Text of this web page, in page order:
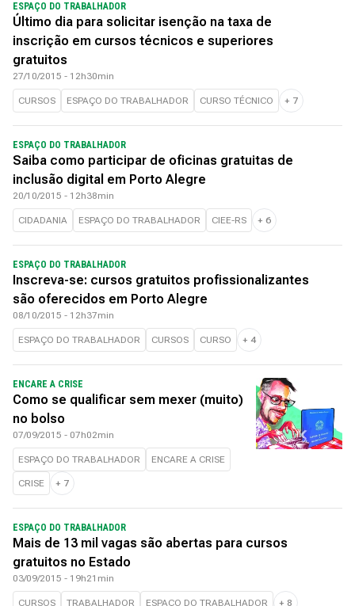
ESPAÇO DO TRABALHADOR
Último dia para solicitar isenção na taxa de
inscrição em cursos técnicos e superiores
gratuitos
27/10/2015 - 12h30min
CURSOS ESPAÇO DO TRABALHADOR CURSO TÉCNICO + 7
ESPAÇO DO TRABALHADOR
Saiba como participar de oficinas gratuitas de
inclusão digital em Porto Alegre
20/10/2015 - 12h38min
CIDADANIA ESPAÇO DO TRABALHADOR CIEE-RS + 6
ESPAÇO DO TRABALHADOR
Inscreva-se: cursos gratuitos profissionalizantes
são oferecidos em Porto Alegre
08/10/2015 - 12h37min
ESPAÇO DO TRABALHADOR CURSOS CURSO + 4
ENCARE A CRISE
Como se qualificar sem mexer (muito)
no bolso
07/09/2015 - 07h02min
ESPAÇO DO TRABALHADOR ENCARE A CRISE
CRISE + 7
ESPAÇO DO TRABALHADOR
Mais de 13 mil vagas são abertas para cursos
gratuitos no Estado
03/09/2015 - 19h21min
CURSOS TRABALHADOR ESPAÇO DO TRABALHADOR + 8